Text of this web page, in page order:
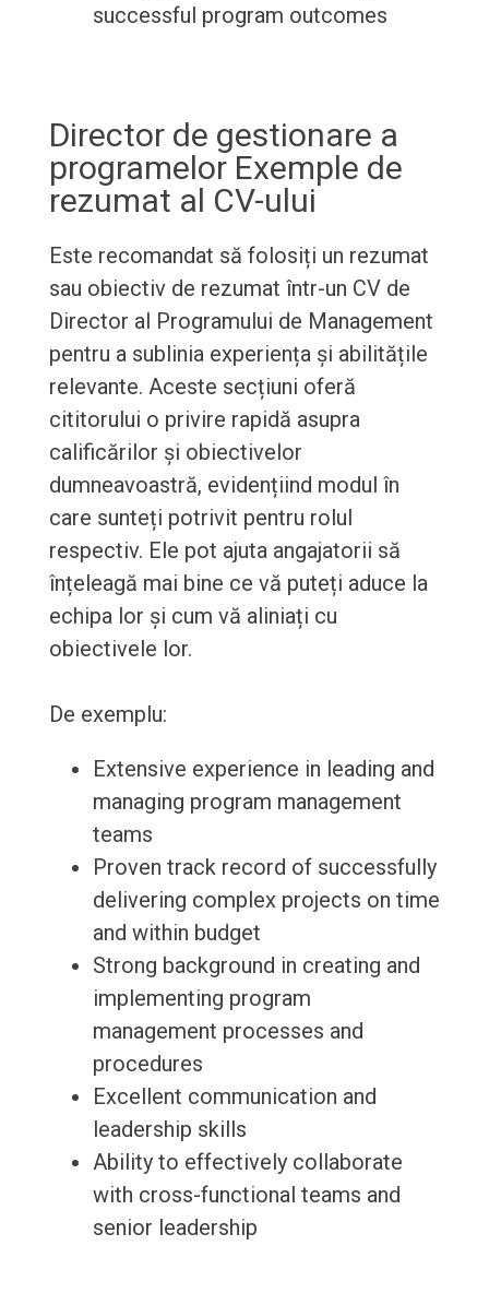
successful program outcomes
Director de gestionare a
programelor Exemple de
rezumat al CV-ului
Este recomandat să folosiți un rezumat
sau obiectiv de rezumat într-un CV de
Director al Programului de Management
pentru a sublinia experiența și abilitățile
relevante. Aceste secțiuni oferă
cititorului o privire rapidă asupra
calificărilor și obiectivelor
dumneavoastră, evidențiind modul în
care sunteți potrivit pentru rolul
respectiv. Ele pot ajuta angajatorii să
înțeleagă mai bine ce vă puteți aduce la
echipa lor și cum vă aliniați cu
obiectivele lor.
De exemplu:
Extensive experience in leading and
managing program management
teams
Proven track record of successfully
delivering complex projects on time
and within budget
Strong background in creating and
implementing program
management processes and
procedures
Excellent communication and
leadership skills
Ability to effectively collaborate
with cross-functional teams and
senior leadership